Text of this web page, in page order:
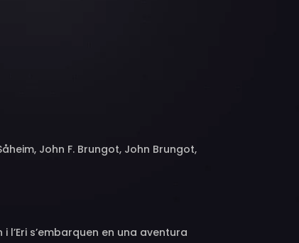
John F. Brungot, John Brungot,
Hope, Tina Buraas, Sara Luna
Masonic
s’embarquen en una aventura